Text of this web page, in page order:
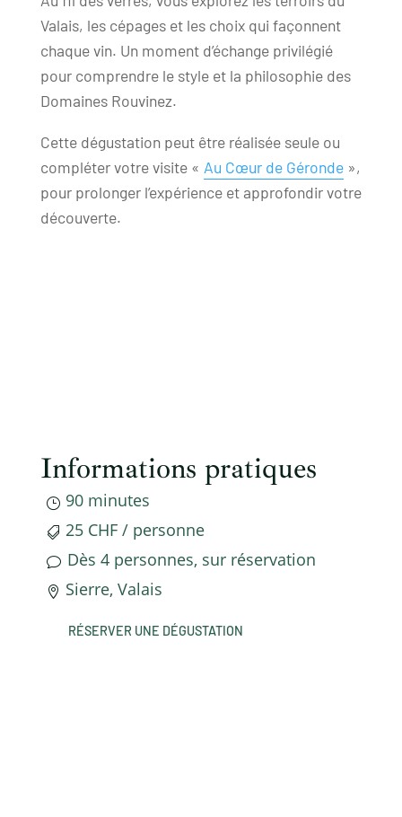
Valais, les cépages et les choix qui façonnent
chaque vin. Un moment d’échange privilégié
pour comprendre le style et la philosophie des
Domaines Rouvinez.
Cette dégustation peut être réalisée seule ou
compléter votre visite « Au Cœur de Géronde»,
pour prolonger l’expérience et approfondir votre
découverte.
Informations pratiques
} 90 minutes
 25 CHF / personne
v Dès 4 personnes, sur réservation
 Sierre, Valais
RÉSERVER UNE DÉGUSTATION